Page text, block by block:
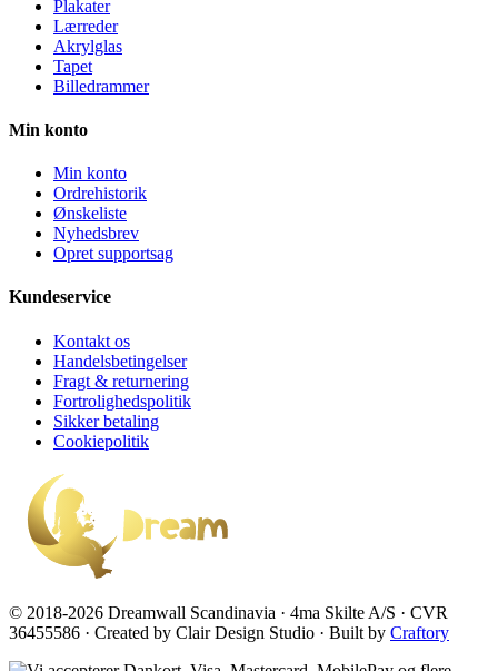
Plakater
Lærreder
Akrylglas
Tapet
Billedrammer
Min konto
Min konto
Ordrehistorik
Ønskeliste
Nyhedsbrev
Opret supportsag
Kundeservice
Kontakt os
Handelsbetingelser
Fragt & returnering
Fortrolighedspolitik
Sikker betaling
Cookiepolitik
© 2018-2026 Dreamwall Scandinavia · 4ma Skilte A/S · CVR
36455586 · Created by Clair Design Studio · Built by Craftory